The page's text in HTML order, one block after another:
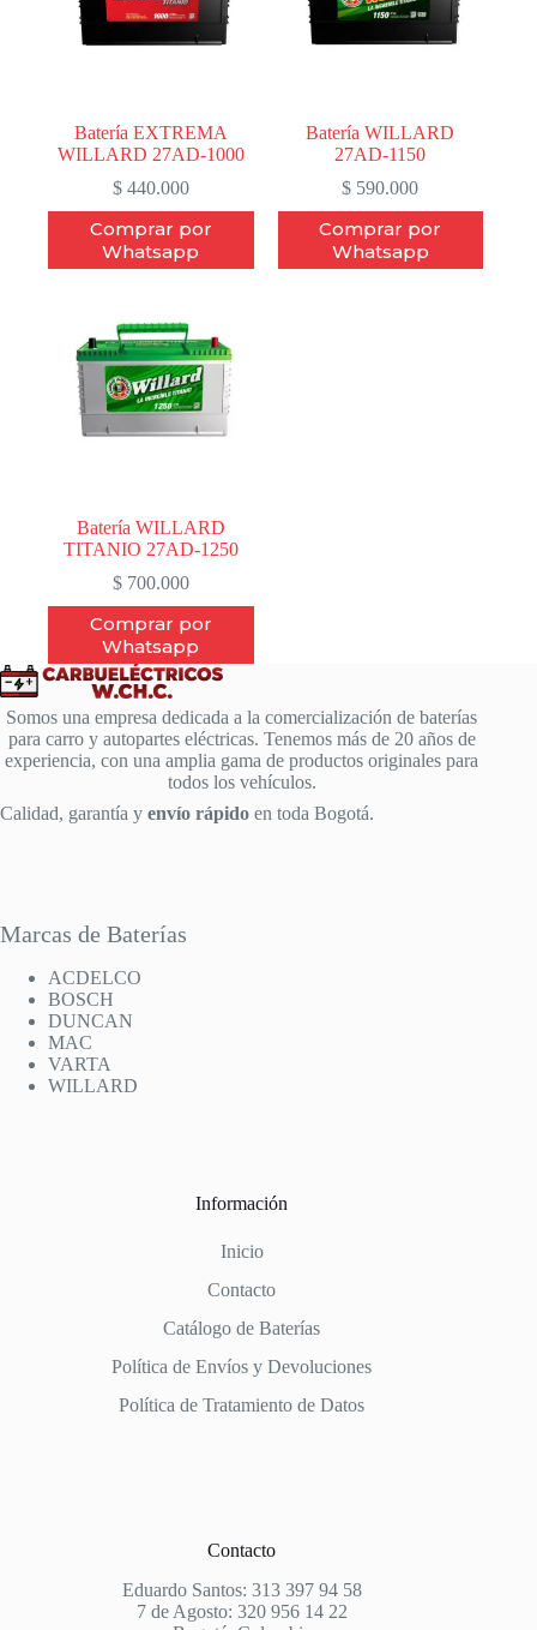
Batería EXTREMA
WILLARD 27AD-1000
$440.000
Comprar por
Whatsapp
Batería WILLARD
27AD-1150
$ 590.000
Comprar por
Whatsapp
Batería WILLARD
TITANIO 27AD-1250
$700.000
Comprar por
Whatsapp
Somos una empresa dedicada a la comercialización de baterías
para carro y autopartes eléctricas. Tenemos más de 20 años de
experiencia, con una amplia gama de productos originales para
todos los vehículos.
Calidad, garantía y envío rápido en toda Bogotá.
Marcas de Baterías
ACDELCO
BOSCH
DUNCAN
MAC
VARTA
WILLARD
Información
Inicio
Contacto
Catálogo de Baterías
Política de Envíos y Devoluciones
Política de Tratamiento de Datos
Contacto
Eduardo Santos: 313 397 94 58
7 de Agosto: 320 956 14 22